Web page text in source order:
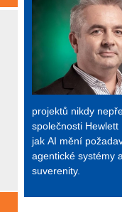
projektů nikdy
společnosti
jak AI mění
agentické systémy
suverenity.